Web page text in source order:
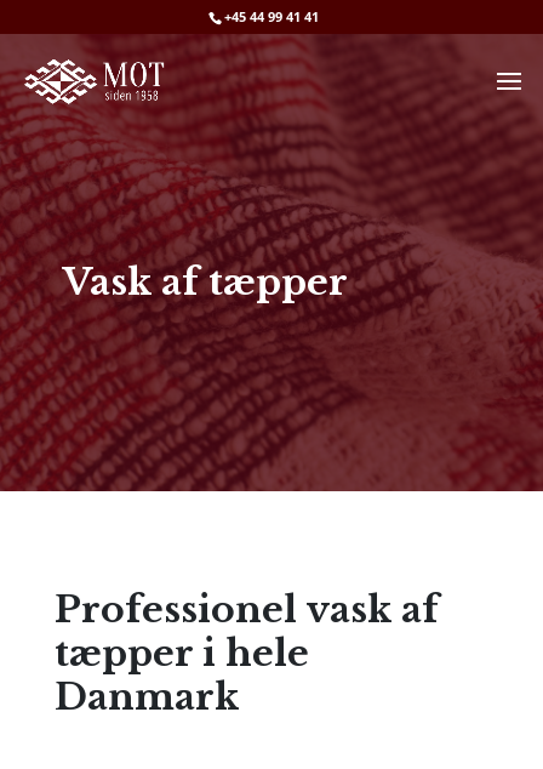
+45 44 99 41 41
Vask af tæpper
Professionel vask af
tæpper i hele
Danmark